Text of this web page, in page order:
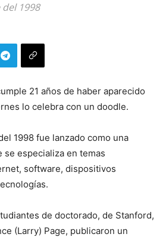
1998
21 años de haber aparecido
lo celebra con un doodle.
1998 fue lanzado como una
se especializa en temas
software, dispositivos
de doctorado, de Stanford,
(Larry) Page, publicaron un